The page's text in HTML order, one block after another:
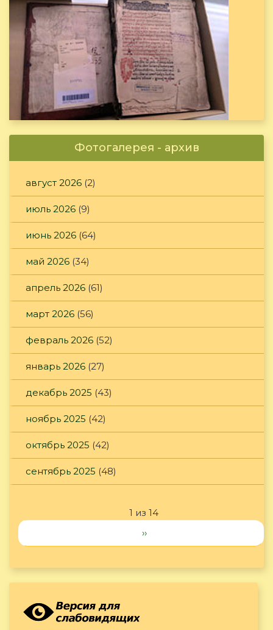
Фотогалерея - архив
август 2026 (2)
июль 2026 (9)
июнь 2026 (64)
май 2026 (34)
апрель 2026 (61)
март 2026 (56)
февраль 2026 (52)
январь 2026 (27)
декабрь 2025 (43)
ноябрь 2025 (42)
октябрь 2025 (42)
сентябрь 2025 (48)
1 из 14
››